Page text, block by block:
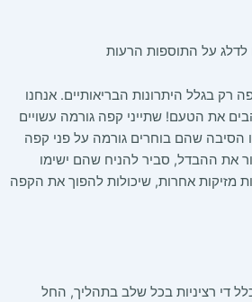
לדלג על התוספות הרעות
רק בגלל היתרונות הבריאותיים. אנחנו
את הטעם! שתייני קפה גורמה עשויים
הסיבה שהם בוחרים גורמה על פני קפה
את ההבדל, סביר להניח שהם ישימו
מזיקות אחרות, שיכולות להפוך את הקפה
די רציניות בכל שלב בתהליך, החל